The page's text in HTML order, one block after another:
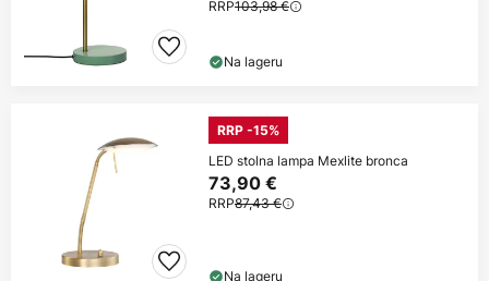
RRP103,98 €
Na lageru
RRP -15%
LED stolna lampa Mexlite bronca
73,90 €
RRP87,43 €
Na lageru